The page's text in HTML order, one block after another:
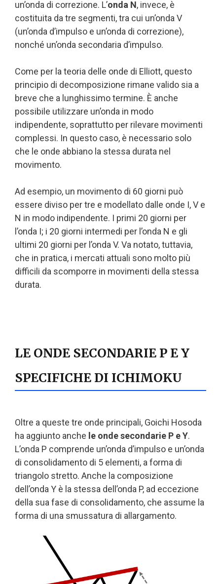
un’onda di correzione. L’onda N, invece, è
costituita da tre segmenti, tra cui un’onda V
(un’onda d’impulso e un’onda di correzione),
nonché un’onda secondaria d’impulso.
Come per la teoria delle onde di Elliott, questo
principio di decomposizione rimane valido sia a
breve che a lunghissimo termine. È anche
possibile utilizzare un’onda in modo
indipendente, soprattutto per rilevare movimenti
complessi. In questo caso, è necessario solo
che le onde abbiano la stessa durata nel
movimento.
Ad esempio, un movimento di 60 giorni può
essere diviso per tre e modellato dalle onde I, V e
N in modo indipendente. I primi 20 giorni per
l’onda I; i 20 giorni intermedi per l’onda N e gli
ultimi 20 giorni per l’onda V. Va notato, tuttavia,
che in pratica, i mercati attuali sono molto più
difficili da scomporre in movimenti della stessa
durata.
LE ONDE SECONDARIE P E Y
SPECIFICHE DI ICHIMOKU
Oltre a queste tre onde principali, Goichi Hosoda
ha aggiunto anche le onde secondarie P e Y.
L’onda P comprende un’onda d’impulso e un’onda
di consolidamento di 5 elementi, a forma di
triangolo stretto. Anche la composizione
dell’onda Y è la stessa dell’onda P, ad eccezione
della sua fase di consolidamento, che assume la
forma di una smussatura di allargamento.